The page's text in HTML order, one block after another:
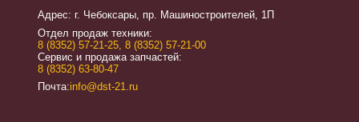
Адрес: г. Чебоксары, пр. Машиностроителей, 1П
Отдел продаж техники:
8 (8352) 57-21-25 8 (8352) 57-21-00
Сервис и продажа запчастей:
8 (8352) 63-80-47
Почта:info@dst-21.ru